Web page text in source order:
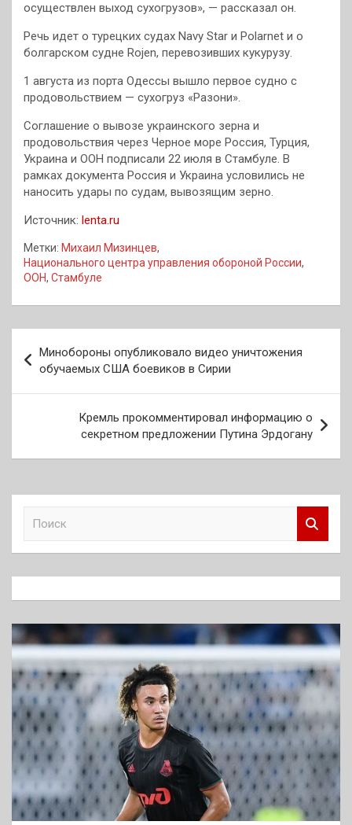
осуществлен выход сухогрузов», — рассказал он.
Речь идет о турецких судах Navy Star и Polarnet и о
болгарском судне Rojen, перевозивших кукурузу.
1 августа из порта Одессы вышло первое судно с
продовольствием — сухогруз «Разони».
Соглашение о вывозе украинского зерна и
продовольствия через Черное море Россия, Турция,
Украина и ООН подписали 22 июля в Стамбуле. В
рамках документа Россия и Украина условились не
наносить удары по судам, вывозящим зерно.
Источник: lenta.ru
Метки: Михаил Мизинцев,
Национального центра управления обороной России,
ООН, Стамбуле
по
записям
Минобороны опубликовало видео уничтожения
обучаемых США боевиков в Сирии
Кремль прокомментировал информацию о
секретном предложении Путина Эрдогану
к